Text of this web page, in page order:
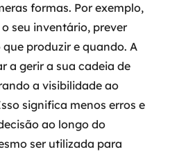
formas. Por exemplo,
seu inventário, prever
produzir e quando. A
a gerir a sua cadeia de
a visibilidade ao
significa menos erros e
ao longo do
ser utilizada para